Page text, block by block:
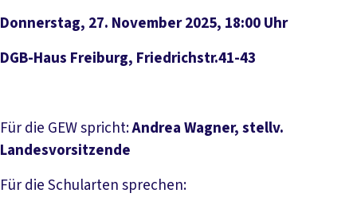
Donnerstag, 27. November 2025, 18:00 Uhr
DGB-Haus Freiburg, Friedrichstr.41-43
Für die GEW spricht:Andrea Wagner, stellv.
Landesvorsitzende
Für die Schularten sprechen: